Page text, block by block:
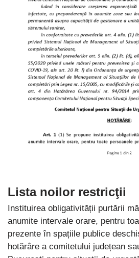
Lista noilor restricţii
Instituirea obligativității purtării
anumite intervale orare, pentru
prezente în spațiile publice
hotărâre a comitetului județean